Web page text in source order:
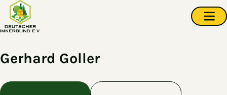
Zum Hauptinhalt springen
Gerhard Goller